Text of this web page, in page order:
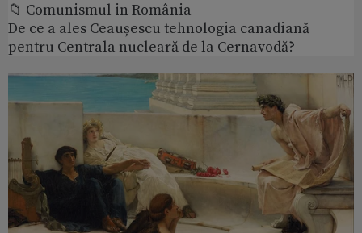
📁 Comunismul in România
De ce a ales Ceaușescu tehnologia canadiană
pentru Centrala nucleară de la Cernavodă?